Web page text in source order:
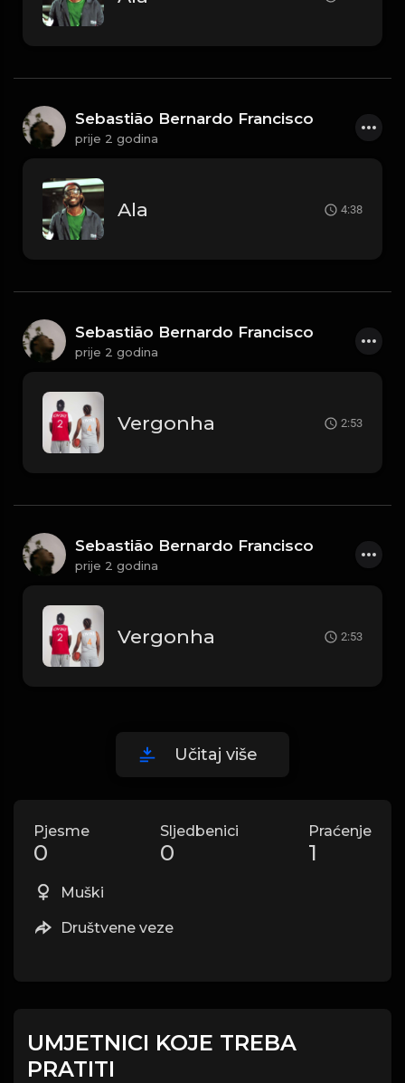
Sebastião Bernardo Francisco
prije 2 godina
Ala 4:38
Sebastião Bernardo Francisco
prije 2 godina
Vergonha 2:53
Sebastião Bernardo Francisco
prije 2 godina
Vergonha 2:53
Učitaj više
Pjesme
0
Sljedbenici
0
Praćenje
1
Muški
Društvene veze
UMJETNICI KOJE TREBA
PRATITI